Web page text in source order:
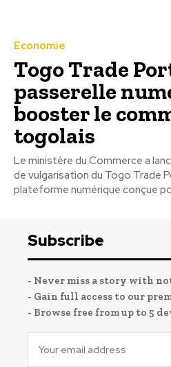
Economie
Togo Trade
passerelle
booster le
togolais
Le ministère du Commerce a
de vulgarisation du Togo Trade
plateforme numérique conçue
Subscribe
- Never miss a story with
- Gain full access to our
- Browse free from up to 5